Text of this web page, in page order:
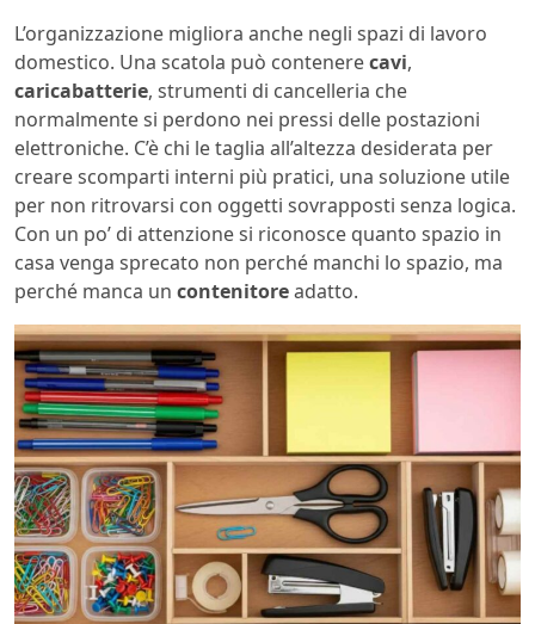
L’organizzazione migliora anche negli spazi di lavoro
domestico. Una scatola può contenerecavi,
caricabatterie, strumenti di cancelleria che
normalmente si perdono nei pressi delle postazioni
elettroniche. C’è chi le taglia all’altezza desiderata per
creare scomparti interni più pratici, una soluzione utile
per non ritrovarsi con oggetti sovrapposti senza logica.
Con un po’ di attenzione si riconosce quanto spazio in
casa venga sprecato non perché manchi lo spazio, ma
perché manca un contenitoreadatto.